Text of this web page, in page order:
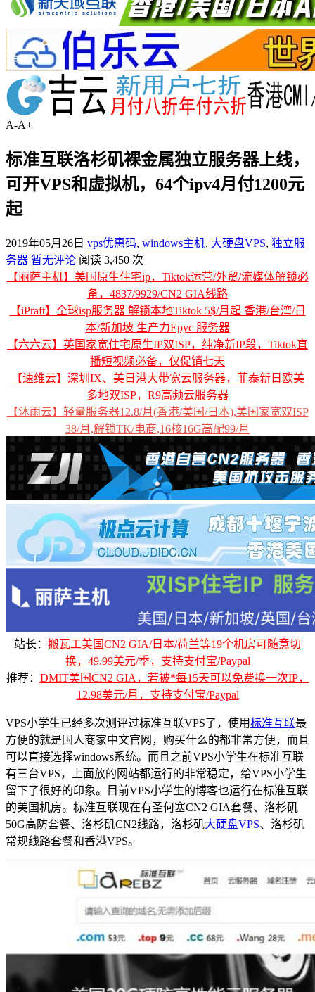
A-A+
标准互联洛杉矶裸金属独立服务器上线，
可开VPS和虚拟机，64个ipv4月付1200元
起
2019年05月26日 vps优惠码, windows主机, 大硬盘VPS, 独立服
务器 暂无评论 阅读 3,450 次
【丽萨主机】美国原生住宅ip，Tiktok运营/外贸/流媒体解锁必
备，4837/9929/CN2 GIA线路
【iPraft】全球isp服务器 解锁本地Tiktok 5$/月起 香港/台湾/日
本/新加坡 生产力Epyc 服务器
【六六云】英国家宽住宅原生IP双ISP，纯净新IP段，Tiktok直
播短视频必备，仅促销七天
【速维云】深圳IX、美日港大带宽云服务器，菲泰新日欧美
多地双ISP，R9高频云服务器
【沐雨云】轻量服务器12.8/月(香港/美国/日本),美国家宽双ISP
38/月,解锁TK/电商,16核16G高配99/月
站长： 搬瓦工美国CN2 GIA/日本/荷兰等19个机房可随意切
换，49.99美元/季，支持支付宝/Paypal
推荐： DMIT美国CN2 GIA，若被*每15天可以免费换一次IP，
12.98美元/月，支持支付宝/Paypal
VPS小学生已经多次测评过标准互联VPS了，使用标准互联最
方便的就是国人商家中文官网，购买什么的都非常方便，而且
可以直接选择windows系统。而且之前VPS小学生在标准互联
有三台VPS，上面放的网站都运行的非常稳定，给VPS小学生
留下了很好的印象。目前VPS小学生的博客也运行在标准互联
的美国机房。标准互联现在有圣何塞CN2 GIA套餐、洛杉矶
50G高防套餐、洛杉矶CN2线路，洛杉矶大硬盘VPS、洛杉矶
常规线路套餐和香港VPS。